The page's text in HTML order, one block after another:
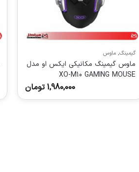
گیمینگ, ماوس
ماوس گیمینگ مکانیکی ایکس او مدل
XO-M10 GAMING MOUSE
1,980,000 تومان